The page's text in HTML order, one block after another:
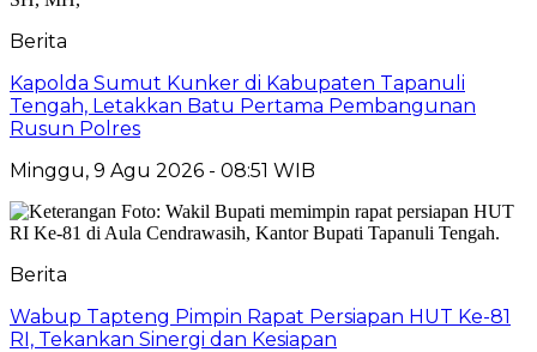
Berita
Kapolda Sumut Kunker di Kabupaten Tapanuli
Tengah, Letakkan Batu Pertama Pembangunan
Rusun Polres
Minggu, 9 Agu 2026 - 08:51 WIB
Berita
Wabup Tapteng Pimpin Rapat Persiapan HUT Ke-81
RI, Tekankan Sinergi dan Kesiapan